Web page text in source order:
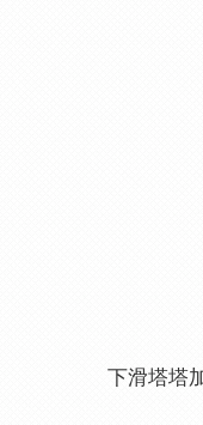
下滑塔塔